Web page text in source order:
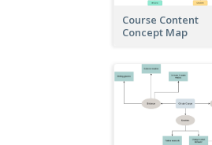
Course Content
Concept Map